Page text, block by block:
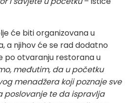
će biti organizovana u
a njihov će se rad dodatno
po otvaranju restorana u
međutim, da u početku
menadžera koji poznaje sve
poslovanje te da ispravlja